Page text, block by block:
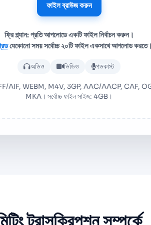
ফাইল ব্রাউজ করুন
ফ্রি প্ল্যান: প্রতি আপলোডে একটি ফাইল নির্বাচন করুন।
যেকোনো সময় সর্বোচ্চ ২০টি ফাইল একসাথে আপলোড করতে।
অডিও ভিডিও পডকাস্ট
AIF, WEBM, M4V, 3GP, AAC/AACP, CAF,
MKA। সর্বোচ্চ ফাইল সাইজ: 4GB।